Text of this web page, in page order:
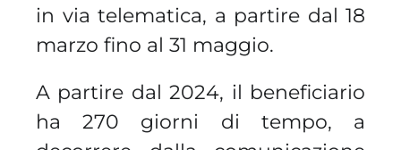
in via telematica, a partire dal 18
marzo fino al 31 maggio.
A partire dal 2024, il beneficiario
ha 270 giorni di tempo, a